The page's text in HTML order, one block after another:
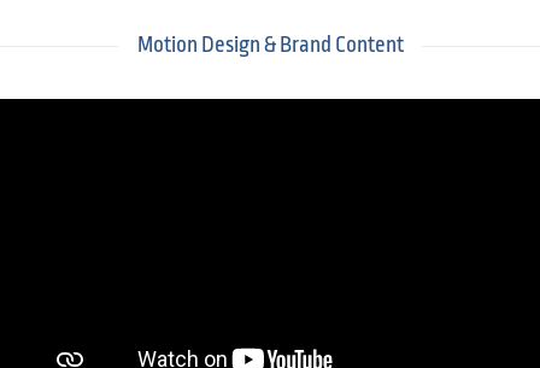
Motion Design & Brand Content